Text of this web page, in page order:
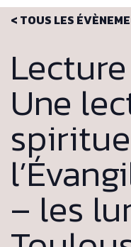
< TOUS LES
Une
– les